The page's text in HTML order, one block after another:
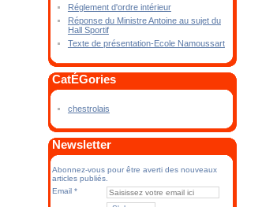
Réglement d'ordre intérieur
Réponse du Ministre Antoine au sujet du
Hall Sportif
Texte de présentation-Ecole Namoussart
CatÉGories
chestrolais
Newsletter
Abonnez-vous pour être averti des nouveaux
articles publiés.
Email